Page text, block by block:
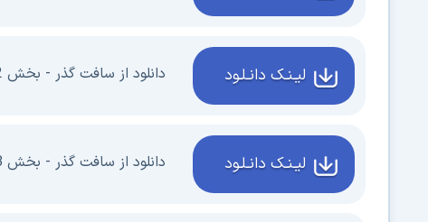
لیـنـک دانـلـود دانلود از سافت گذر - بخش 2 - 1 گیگابایت
لیـنـک دانـلـود دانلود از سافت گذر - بخش 3 - 1 گیگابایت